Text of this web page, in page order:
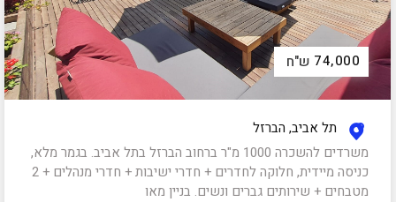
74,000 ש"ח
תל אביב, הברזל
משרדים להשכרה 1000 מ"ר ברחוב הברזל בתל אביב. בגמר מלא,
כניסה מיידית, חלוקה לחדרים + חדרי ישיבות + חדרי מנהלים + 2
מטבחים + שירותים גברים ונשים. בניין מאו